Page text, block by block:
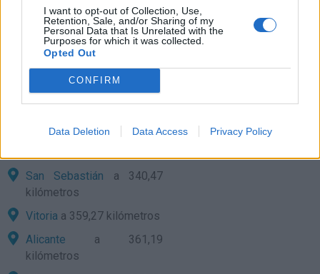
I want to opt-out of Collection, Use,
Retention, Sale, and/or Sharing of my
Personal Data that Is Unrelated with the
Purposes for which it was collected.
Opted Out
CONFIRM
Data Deletion Data Access Privacy Policy
kilómetros
Pamplonaa 284,29
kilómetros
Soriaa 306,74 kilómetros
Cuencaa 312,34
Logroñoa 325,44
San Sebastián a 340,47
kilómetros
Vitoria a 359,27 kilómetros
Alicante a 361,19
kilómetros